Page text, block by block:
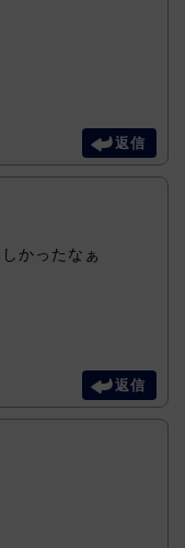
返信
かったなぁ
返信